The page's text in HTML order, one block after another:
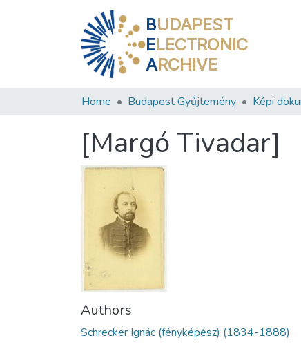
BUDAPEST
ELECTRONIC
ARCHIVE
Home Budapest Gyűjtemény Képi
[Margó Tivadar]
Authors
Schrecker Ignác (fényképész) (1834-1888)